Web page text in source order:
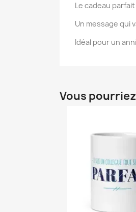
Le cadeau
Un message qui
Idéal pour un
Vous